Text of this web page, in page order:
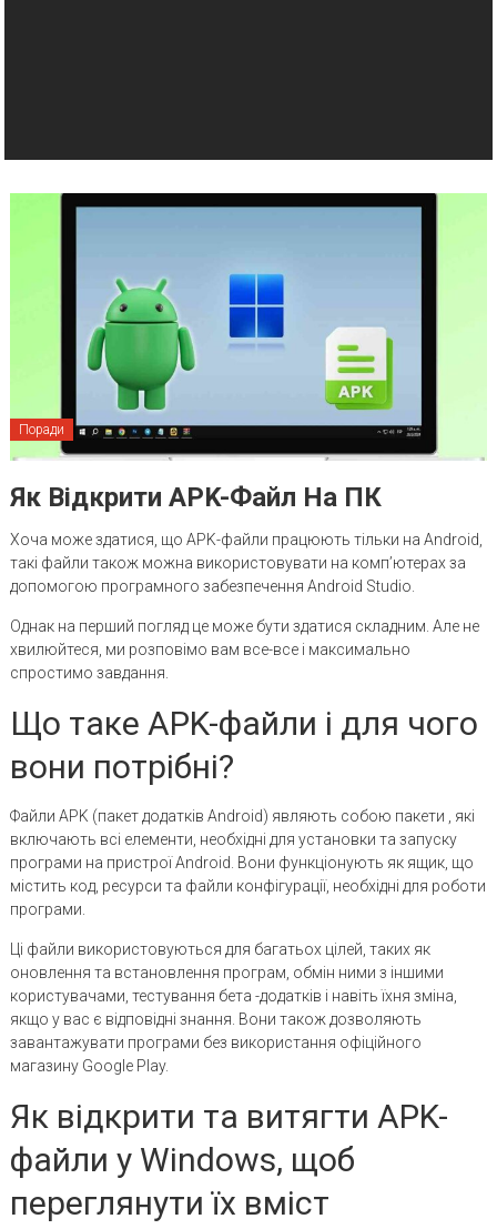
Поради
Як Відкрити APK-Файл На ПК
Хоча може здатися, що APK-файли працюють тільки на Android,
такі файли також можна використовувати на комп’ютерах за
допомогою програмного забезпечення Android Studio.
Однак на перший погляд це може бути здатися складним. Але не
хвилюйтеся, ми розповімо вам все-все і максимально
спростимо завдання.
Що таке APK-файли і для чого
вони потрібні?
Файли APK (пакет додатків Android) являють собою пакети , які
включають всі елементи, необхідні для установки та запуску
програми на пристрої Android. Вони функціонують як ящик, що
містить код, ресурси та файли конфігурації, необхідні для роботи
програми.
Ці файли використовуються для багатьох цілей, таких як
оновлення та встановлення програм, обмін ними з іншими
користувачами, тестування бета -додатків і навіть їхня зміна,
якщо у вас є відповідні знання. Вони також дозволяють
завантажувати програми без використання офіційного
магазину Google Play.
Як відкрити та витягти APK-
файли у Windows, щоб
переглянути їх вміст